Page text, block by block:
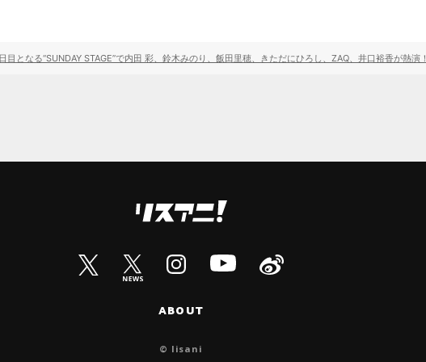
目となる“SUNDAY STAGE”で内田 彩、鈴木みのり、飯田里穂、きただにひろし、ZAQ、井口裕香が熱演！
ABOUT
© lisani